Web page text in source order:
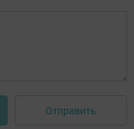
Отправить